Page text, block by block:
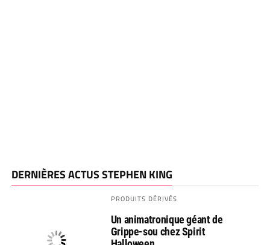
DERNIÈRES ACTUS STEPHEN KING
PRODUITS DÉRIVÉS
Un animatronique géant de
Grippe-sou chez Spirit